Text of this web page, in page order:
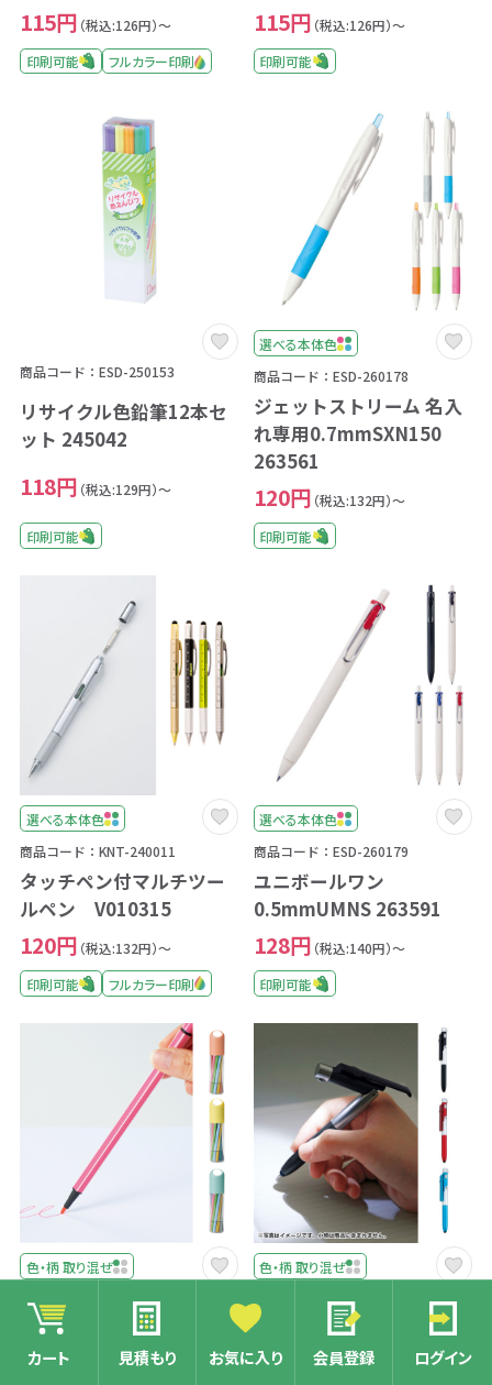
カート 見積もり お気に入り 会員登録 ログイン
115円 （税込:126円）～
印刷可能
フルカラー印刷
115円 （税込:126円）～
印刷可能
商品コード：ESD-250153
リサイクル色鉛筆12本セ
ット 245042
118円 （税込:129円）～
印刷可能
選べる本体色
商品コード：ESD-260178
ジェットストリーム 名入
れ専用0.7mmSXN150
263561
120円 （税込:132円）～
印刷可能
選べる本体色
商品コード：KNT-240011
タッチペン付マルチツー
ルペン V010315
120円 （税込:132円）～
印刷可能
フルカラー印刷
選べる本体色
商品コード：ESD-260179
ユニボールワン
0.5mmUMNS 263591
128円 （税込:140円）～
印刷可能
色・柄 取り混ぜ
商品コード：MAU-260199
たっぷりカラーペン１２
色セット 36997
色・柄 取り混ぜ
商品コード：ESD-230224
4in1マルチボールペン
23538